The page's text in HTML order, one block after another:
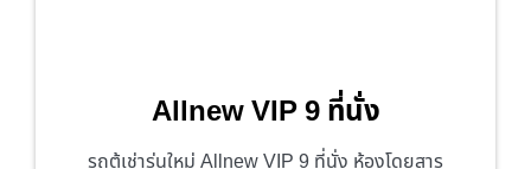
Allnew VIP 9 ที่นั่ง
รถตู้เช่ารุ่นใหม่ Allnew VIP 9 ที่นั่ง ห้องโดยสาร